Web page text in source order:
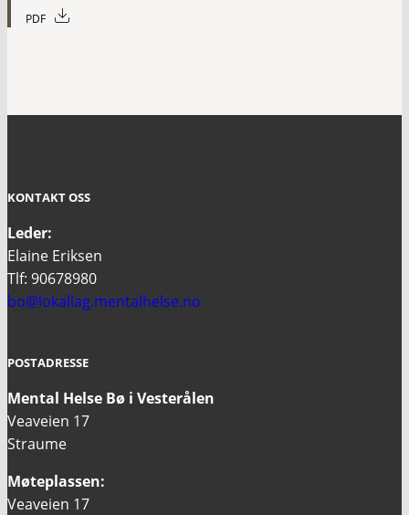
PDF
KONTAKT OSS
Leder:
Elaine Eriksen
Tlf: 90678980
bo@lokallag.mentalhelse.no
POSTADRESSE
Mental Helse Bø i Vesterålen
Veaveien 17
Straume
Møteplassen:
Veaveien 17